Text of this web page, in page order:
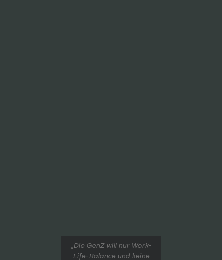
„Die GenZ will nur Work-
Life-Balance und keine